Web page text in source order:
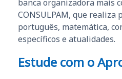
banca organizadora mais
CONSULPAM, que realiza
português, matemática,
específicos e atualidades.
Estude com o